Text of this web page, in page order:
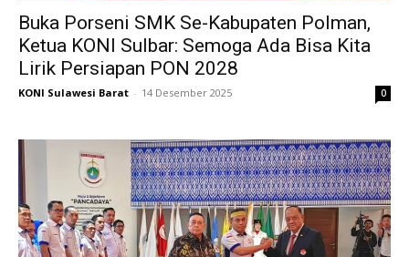
Buka Porseni SMK Se-Kabupaten Polman,
Ketua KONI Sulbar: Semoga Ada Bisa Kita
Lirik Persiapan PON 2028
KONI Sulawesi Barat - 14 Desember 2025 0